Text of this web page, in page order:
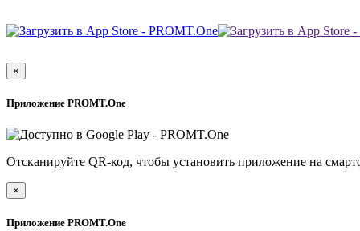
×
Приложение PROMT.One
Отсканируйте QR-код, чтобы установить приложение на
×
Приложение PROMT.One